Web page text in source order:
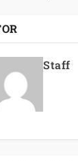
Staff